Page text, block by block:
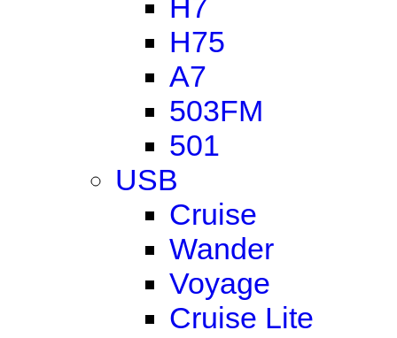
H7
H75
A7
503FM
501
USB
Cruise
Wander
Voyage
Cruise Lite